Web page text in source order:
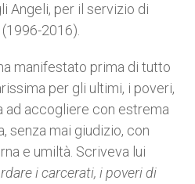
Angeli, per il servizio di
2016).
manifestato prima di tutto
per gli ultimi, i poveri,
ad accogliere con estrema
senza mai giudizio, con
e umiltà. Scriveva lui
i carcerati, i poveri di